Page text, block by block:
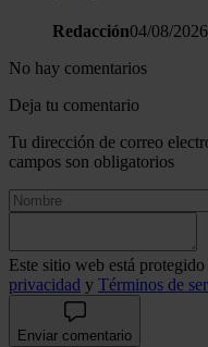
Redacción04/08/2026
No hay comentarios
Deja tu comentario
Tu dirección de correo
campos son obligatorios
Este sitio web está
privacidad y Términos de
Enviar comentario